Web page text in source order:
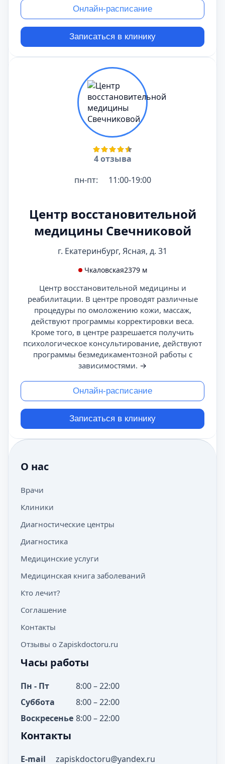
Онлайн-расписание
Записаться в клинику
4 отзыва
пн-пт:
11:00-19:00
Центр восстановительной
медицины Свечниковой
г. Екатеринбург, Ясная, д. 31
Чкаловская2379 м
Центр восстановительной медицины и
реабилитации. В центре проводят различные
процедуры по омоложению кожи, массаж,
действуют программы корректировки веса.
Кроме того, в центре разрешается получить
психологическое консультирование, действуют
программы безмедикаментозной работы с
зависимостями. →
Онлайн-расписание
Записаться в клинику
О нас
Врачи
Клиники
Диагностические центры
Диагностика
Медицинские услуги
Медицинская книга заболеваний
Кто лечит?
Соглашение
Контакты
Отзывы о Zapiskdoctoru.ru
Часы работы
Пн - Пт
8:00 – 22:00
Суббота
8:00 – 22:00
Воскресенье 8:00 – 22:00
Контакты
E-mail zapiskdoctoru@yandex.ru